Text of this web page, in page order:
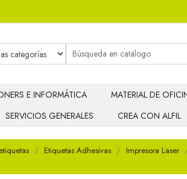
E INFORMÁTICA MATERIAL DE
SERVICIOS GENERALES CREA CON ALFIL
Etiquetas Adhesivas Impresora Laser